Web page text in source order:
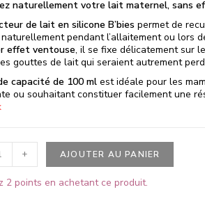
naturellement votre lait maternel, sans
de lait en silicone B’bies permet de
naturellement pendant l’allaitement ou lors
effet ventouse, il se fixe délicatement sur
gouttes de lait qui seraient autrement
capacité de 100 mlest idéale pour les
ou souhaitant constituer facilement une
+ AJOUTER AU PANIER
2 points en achetant ce produit.